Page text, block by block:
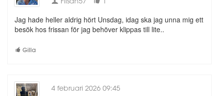
Jag hade heller aldrig hört Unsdag, idag ska jag unna mig ett
besök hos frissan för jag behöver klippas till lite..
Gilla
4 februari 2026 09:45